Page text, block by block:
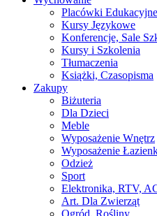
Placówki Edukacyjne
Kursy Językowe
Konferencje, Sale
Kursy i Szkolenia
Tłumaczenia
Książki, Czasopisma
Zakupy
Biżuteria
Dla Dzieci
Meble
Wyposażenie Wnętrz
Wyposażenie
Odzież
Sport
Elektronika, RTV,
Art. Dla Zwierząt
Ogród, Rośliny